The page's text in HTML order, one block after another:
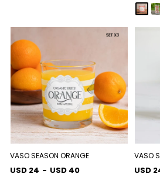
VASO SEASON ORANGE
USD 24 - USD 40
VASO
USD